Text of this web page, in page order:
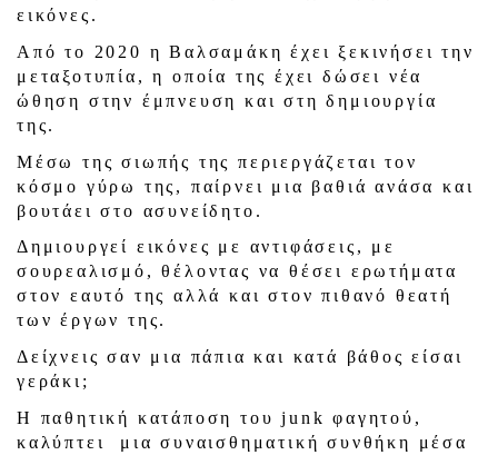
εικόνες.
Από το 2020 η Βαλσαμάκη έχει ξεκινήσει την
μεταξοτυπία, η οποία της έχει δώσει νέα
ώθηση στην έμπνευση και στη δημιουργία
της.
Μέσω της σιωπής της περιεργάζεται τον
κόσμο γύρω της, παίρνει μια βαθιά ανάσα και
βουτάει στο ασυνείδητο.
Δημιουργεί εικόνες με αντιφάσεις, με
σουρεαλισμό, θέλοντας να θέσει ερωτήματα
στον εαυτό της αλλά και στον πιθανό θεατή
των έργων της.
Δείχνεις σαν μια πάπια και κατά βάθος είσαι
γεράκι;
Η παθητική κατάποση του junk φαγητού,
καλύπτει μια συναισθηματική συνθήκη μέσα